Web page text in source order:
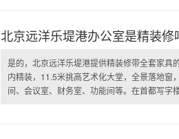
北京远洋乐堤港办公室是精装修
是的，北京远洋乐堤港提供精装修带全套家具
内精装，11.5米挑高艺术化大堂，全景落地窗
间、会议室、财务室、功能间等。在首都写字